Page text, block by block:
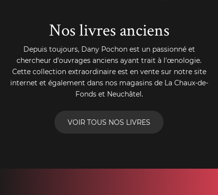
Nos livres anciens
Depuis toujours, Dany Pochon est un passionné et
chercheur d'ouvrages anciens ayant trait à l'œnologie.
Cette collection extraordinaire est en vente sur notre site
internet et également dans nos magasins de La Chaux-de-
Fonds et Neuchâtel.
VOIR TOUS NOS LIVRES